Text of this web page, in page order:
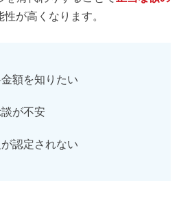
性が高くなります。
額を知りたい
が不安
認定されない